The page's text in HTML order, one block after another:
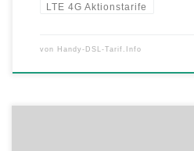
LTE 4G Aktionstarife
von Handy-DSL-Tarif.Info